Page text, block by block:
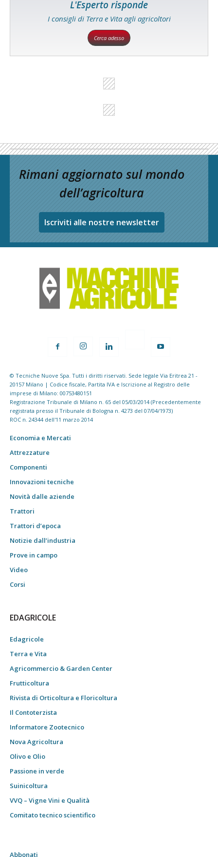
L'Esperto risponde
I consigli di Terra e Vita agli agricoltori
Cerca adesso
Rimani aggiornato sul mondo
dell’agricoltura
Iscriviti alle nostre newsletter
© Tecniche Nuove Spa. Tutti i diritti riservati. Sede legale Via Eritrea 21 -
20157 Milano | Codice fiscale, Partita IVA e Iscrizione al Registro delle
imprese di Milano: 00753480151
Registrazione Tribunale di Milano n. 65 del 05/03/2014 (Precedentemente
registrata presso il Tribunale di Bologna n. 4273 del 07/04/1973)
ROC n. 24344 dell'11 marzo 2014
Economia e Mercati
Attrezzature
Componenti
Innovazioni tecniche
Novità dalle aziende
Trattori
Trattori d’epoca
Notizie dall’industria
Prove in campo
Video
Corsi
EDAGRICOLE
Edagricole
Terra e Vita
Agricommercio & Garden Center
Frutticoltura
Rivista di Orticoltura e Floricoltura
Il Contoterzista
Informatore Zootecnico
Nova Agricoltura
Olivo e Olio
Passione in verde
Suinicoltura
VVQ – Vigne Vini e Qualità
Comitato tecnico scientifico
Abbonati